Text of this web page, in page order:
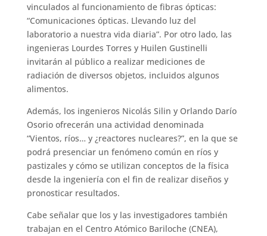
vinculados al funcionamiento de fibras ópticas:
“Comunicaciones ópticas. Llevando luz del
laboratorio a nuestra vida diaria”. Por otro lado, las
ingenieras Lourdes Torres y Huilen Gustinelli
invitarán al público a realizar mediciones de
radiación de diversos objetos, incluidos algunos
alimentos.
Además, los ingenieros Nicolás Silin y Orlando Darío
Osorio ofrecerán una actividad denominada
“Vientos, ríos… y ¿reactores nucleares?”, en la que se
podrá presenciar un fenómeno común en ríos y
pastizales y cómo se utilizan conceptos de la física
desde la ingeniería con el fin de realizar diseños y
pronosticar resultados.
Cabe señalar que los y las investigadores también
trabajan en el Centro Atómico Bariloche (CNEA),